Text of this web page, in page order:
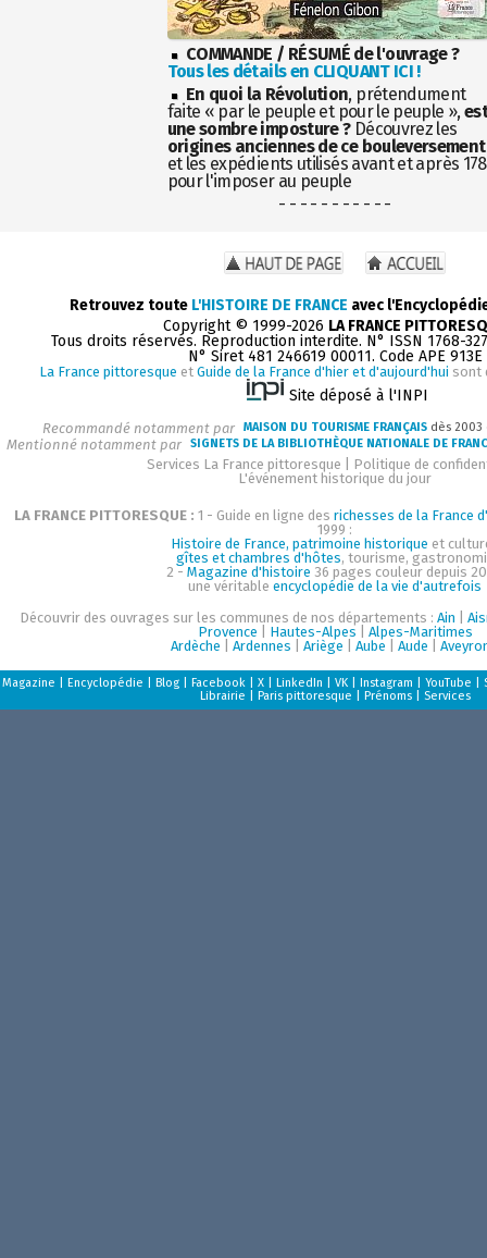
COMMANDE / RÉSUMÉ de l'ouvrage ?
Tous les détails en CLIQUANT ICI !
En quoi la Révolution, prétendument
faite « par le peuple et pour le peuple »,
une sombre imposture ?Découvrez les
origines anciennes de ce bouleversement
et les expédients utilisés avant et après
pour l'imposer au peuple
- - - - - - - - - - -
Retrouvez toute L'HISTOIRE DE FRANCE avec
Copyright © 1999-2026 LA FRANCE
Tous droits réservés. Reproduction interdite. N° ISSN 1768-
N° Siret 481 246619 00011. Code APE 913E
La France pittoresque et Guide de la France d'hier et d'aujourd'hui sont
Site déposé à l'INPI
Recommandé notamment par MAISON DU TOURISME FRANÇAIS dès
Mentionné notamment par SIGNETS DE LA BIBLIOTHÈQUE NATIONALE DE
Services La France pittoresque
Politique de
L'événement historique du jour
LA FRANCE PITTORESQUE : 1 - Guide en ligne des richesses de la France
1999 :
Histoire de France, patrimoine historique et
gîtes et chambres d'hôtes, tourisme,
2 - Magazine d'histoire 36 pages couleur depuis
une véritable encyclopédie de la vie d'autrefois
Découvrir des ouvrages sur les communes de nos départements : Ain
Provence
Hautes-Alpes
Alpes-Maritimes
Ardèche
Ardennes Ariège Aube Aude
Magazine Encyclopédie Blog| Facebook| X| LinkedIn VK| Instagram YouTube
Librairie
Paris pittoresque Prénoms| Services